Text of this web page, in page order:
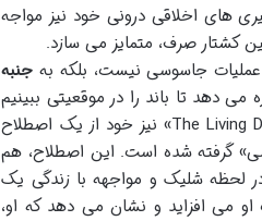
های اخلاقی درونی خود نیز مواجه
کشتار صرف، متمایز می سازد.
عملیات جاسوسی نیست، بلکه به جنبه
می دهد تا باند را در موقعیتی ببینیم
که مجبور است بین وظیفه و وجدان خود یکی را انتخاب کند. عنوان «The Living Daylights» نیز خود از یک اصطلاح
گرفته شده است. این اصطلاح، هم
در لحظه شلیک و مواجهه با زندگی یک
می افزاید و نشان می دهد که او،